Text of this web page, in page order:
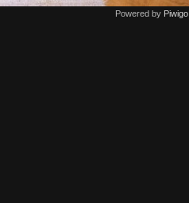
Powered by Piwigo